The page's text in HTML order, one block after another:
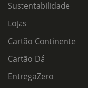
Sustentabilidade
Lojas
Cartão Continente
Cartão Dá
EntregaZero